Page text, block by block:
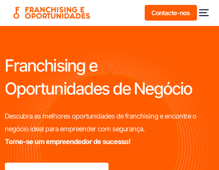
Contacte-nos
Franchising e
Oportunidades de Negócio
Descubra as melhores oportunidades de franchising e encontre o
negócio ideal para empreender com segurança.
Torne-se um empreendedor de sucesso!